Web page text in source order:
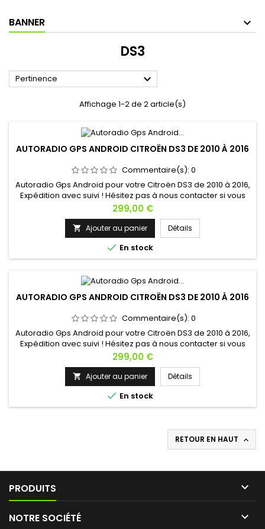
BANNER
DS3
Pertinence 
Affichage 1-2 de 2 article(s)
AUTORADIO GPS ANDROID CITROËN DS3 DE 2010 À 2016
Commentaire(s): 0
Autoradio Gps Android pour votre Citroën DS3 de 2010 à 2016,
Expédition avec suivi ! Hésitez pas à nous contacter si vous
avez une question !
Prix
299,00 €
 Ajouter au panier Détails
 En stock
AUTORADIO GPS ANDROID CITROËN DS3 DE 2010 À 2016
Commentaire(s): 0
Autoradio Gps Android pour votre Citroën DS3 de 2010 à 2016,
Expédition avec suivi ! Hésitez pas à nous contacter si vous
avez une question !
Prix
299,00 €
 Ajouter au panier Détails
 En stock
RETOUR EN HAUT 
PRODUITS 
NOTRE SOCIÉTÉ 